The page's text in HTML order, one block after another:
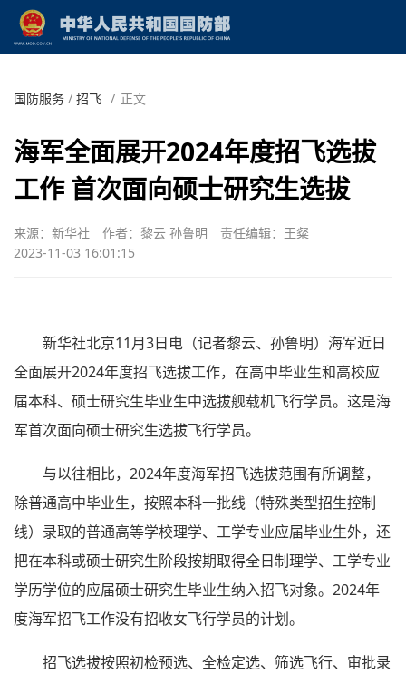
国防服务 / 招飞 / 正文
海军全面展开2024年度招飞选拔
工作 首次面向硕士研究生选拔
来源：新华社 作者：黎云 孙鲁明
责任编辑：王粲
2023-11-03 16:01:15
新华社北京11月3日电（记者黎云、孙鲁明）海军近日
全面展开2024年度招飞选拔工作，在高中毕业生和高校应
届本科、硕士研究生毕业生中选拔舰载机飞行学员。这是海
军首次面向硕士研究生选拔飞行学员。
与以往相比，2024年度海军招飞选拔范围有所调整，
除普通高中毕业生，按照本科一批线（特殊类型招生控制
线）录取的普通高等学校理学、工学专业应届毕业生外，还
把在本科或硕士研究生阶段按期取得全日制理学、工学专业
学历学位的应届硕士研究生毕业生纳入招飞对象。2024年
度海军招飞工作没有招收女飞行学员的计划。
招飞选拔按照初检预选、全检定选、筛选飞行、审批录